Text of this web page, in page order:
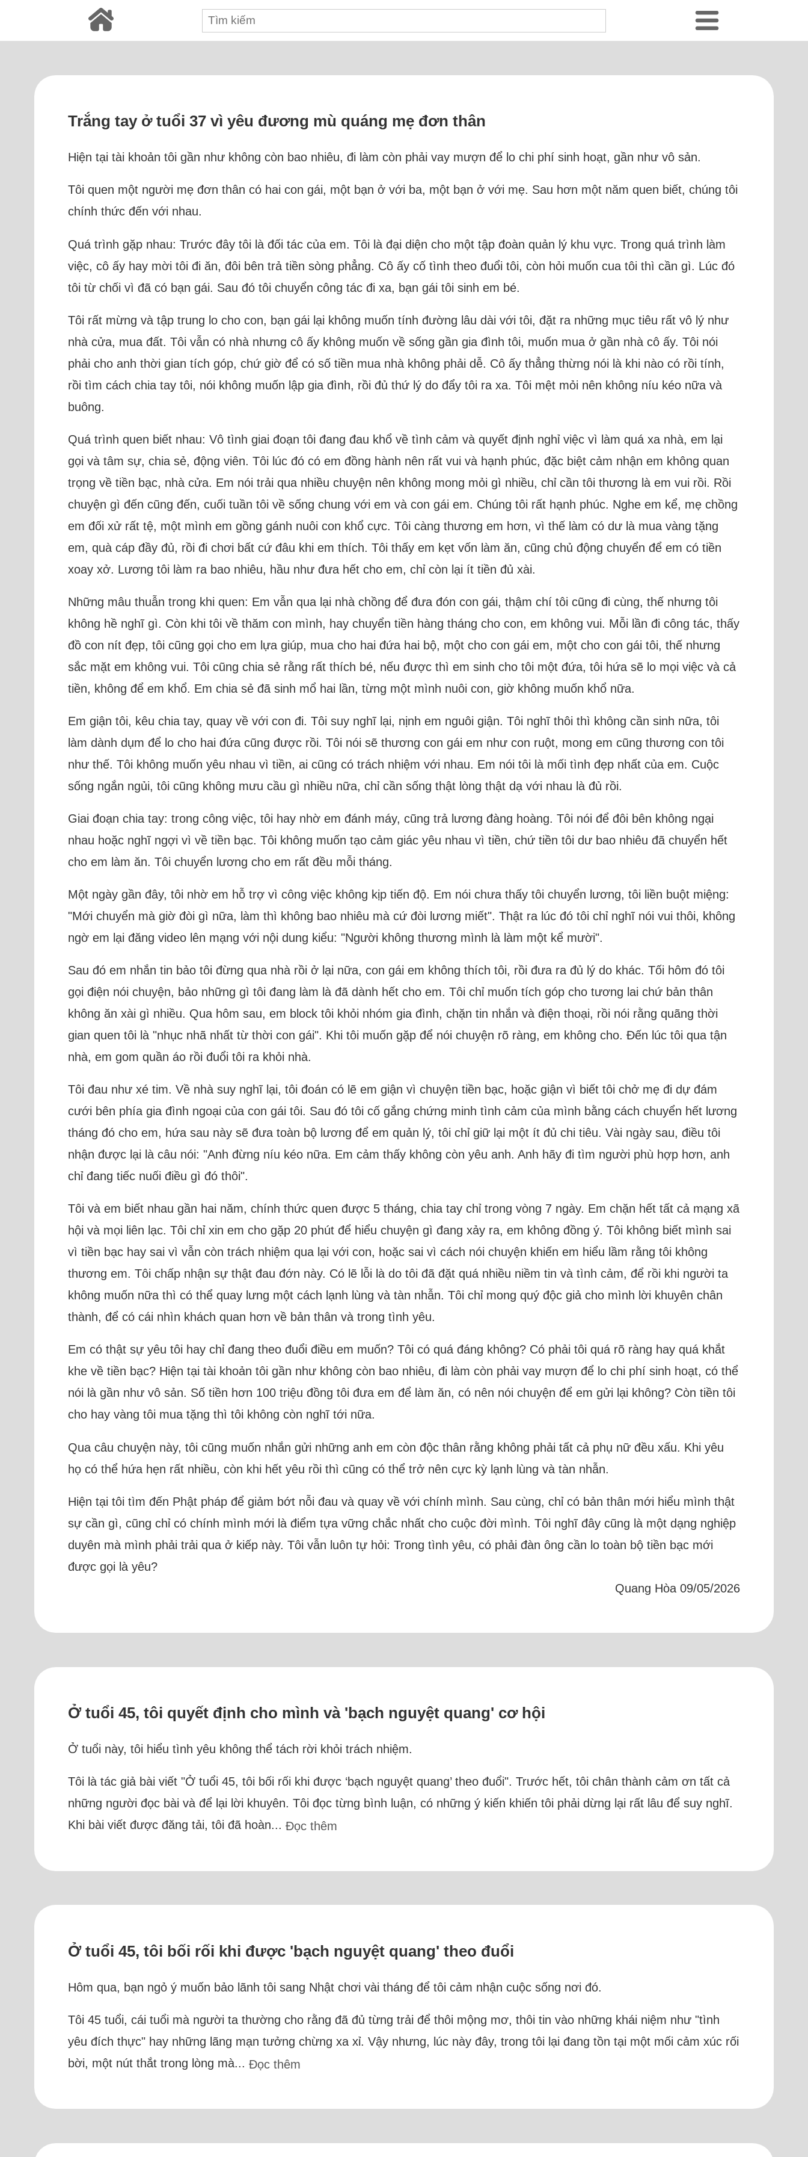
Trắng tay ở tuổi 37 vì yêu đương mù quáng mẹ đơn thân
Hiện tại tài khoản tôi gần như không còn bao nhiêu, đi làm còn phải vay mượn để lo chi phí sinh hoạt, gần như vô sản.
Tôi quen một người mẹ đơn thân có hai con gái, một bạn ở với ba, một bạn ở với mẹ. Sau hơn một năm quen biết, chúng tôi
chính thức đến với nhau.
Quá trình gặp nhau: Trước đây tôi là đối tác của em. Tôi là đại diện cho một tập đoàn quản lý khu vực. Trong quá trình làm
việc, cô ấy hay mời tôi đi ăn, đôi bên trả tiền sòng phẳng. Cô ấy cố tình theo đuổi tôi, còn hỏi muốn cua tôi thì cần gì. Lúc đó
tôi từ chối vì đã có bạn gái. Sau đó tôi chuyển công tác đi xa, bạn gái tôi sinh em bé.
Tôi rất mừng và tập trung lo cho con, bạn gái lại không muốn tính đường lâu dài với tôi, đặt ra những mục tiêu rất vô lý như
nhà cửa, mua đất. Tôi vẫn có nhà nhưng cô ấy không muốn về sống gần gia đình tôi, muốn mua ở gần nhà cô ấy. Tôi nói
phải cho anh thời gian tích góp, chứ giờ để có số tiền mua nhà không phải dễ. Cô ấy thẳng thừng nói là khi nào có rồi tính,
rồi tìm cách chia tay tôi, nói không muốn lập gia đình, rồi đủ thứ lý do đẩy tôi ra xa. Tôi mệt mỏi nên không níu kéo nữa và
buông.
Quá trình quen biết nhau: Vô tình giai đoạn tôi đang đau khổ về tình cảm và quyết định nghỉ việc vì làm quá xa nhà, em lại
gọi và tâm sự, chia sẻ, động viên. Tôi lúc đó có em đồng hành nên rất vui và hạnh phúc, đặc biệt cảm nhận em không quan
trọng về tiền bạc, nhà cửa. Em nói trải qua nhiều chuyện nên không mong mỏi gì nhiều, chỉ cần tôi thương là em vui rồi. Rồi
chuyện gì đến cũng đến, cuối tuần tôi về sống chung với em và con gái em. Chúng tôi rất hạnh phúc. Nghe em kể, mẹ chồng
em đối xử rất tệ, một mình em gồng gánh nuôi con khổ cực. Tôi càng thương em hơn, vì thế làm có dư là mua vàng tặng
em, quà cáp đầy đủ, rồi đi chơi bất cứ đâu khi em thích. Tôi thấy em kẹt vốn làm ăn, cũng chủ động chuyển để em có tiền
xoay xở. Lương tôi làm ra bao nhiêu, hầu như đưa hết cho em, chỉ còn lại ít tiền đủ xài.
Những mâu thuẫn trong khi quen: Em vẫn qua lại nhà chồng để đưa đón con gái, thậm chí tôi cũng đi cùng, thế nhưng tôi
không hề nghĩ gì. Còn khi tôi về thăm con mình, hay chuyển tiền hàng tháng cho con, em không vui. Mỗi lần đi công tác, thấy
đồ con nít đẹp, tôi cũng gọi cho em lựa giúp, mua cho hai đứa hai bộ, một cho con gái em, một cho con gái tôi, thế nhưng
sắc mặt em không vui. Tôi cũng chia sẻ rằng rất thích bé, nếu được thì em sinh cho tôi một đứa, tôi hứa sẽ lo mọi việc và cả
tiền, không để em khổ. Em chia sẻ đã sinh mổ hai lần, từng một mình nuôi con, giờ không muốn khổ nữa.
Em giận tôi, kêu chia tay, quay về với con đi. Tôi suy nghĩ lại, nịnh em nguôi giận. Tôi nghĩ thôi thì không cần sinh nữa, tôi
làm dành dụm để lo cho hai đứa cũng được rồi. Tôi nói sẽ thương con gái em như con ruột, mong em cũng thương con tôi
như thế. Tôi không muốn yêu nhau vì tiền, ai cũng có trách nhiệm với nhau. Em nói tôi là mối tình đẹp nhất của em. Cuộc
sống ngắn ngủi, tôi cũng không mưu cầu gì nhiều nữa, chỉ cần sống thật lòng thật dạ với nhau là đủ rồi.
Giai đoạn chia tay: trong công việc, tôi hay nhờ em đánh máy, cũng trả lương đàng hoàng. Tôi nói để đôi bên không ngại
nhau hoặc nghĩ ngợi vì về tiền bạc. Tôi không muốn tạo cảm giác yêu nhau vì tiền, chứ tiền tôi dư bao nhiêu đã chuyển hết
cho em làm ăn. Tôi chuyển lương cho em rất đều mỗi tháng.
Một ngày gần đây, tôi nhờ em hỗ trợ vì công việc không kịp tiến độ. Em nói chưa thấy tôi chuyển lương, tôi liền buột miệng:
"Mới chuyển mà giờ đòi gì nữa, làm thì không bao nhiêu mà cứ đòi lương miết". Thật ra lúc đó tôi chỉ nghĩ nói vui thôi, không
ngờ em lại đăng video lên mạng với nội dung kiểu: "Người không thương mình là làm một kể mười".
Sau đó em nhắn tin bảo tôi đừng qua nhà rồi ở lại nữa, con gái em không thích tôi, rồi đưa ra đủ lý do khác. Tối hôm đó tôi
gọi điện nói chuyện, bảo những gì tôi đang làm là đã dành hết cho em. Tôi chỉ muốn tích góp cho tương lai chứ bản thân
không ăn xài gì nhiều. Qua hôm sau, em block tôi khỏi nhóm gia đình, chặn tin nhắn và điện thoại, rồi nói rằng quãng thời
gian quen tôi là "nhục nhã nhất từ thời con gái". Khi tôi muốn gặp để nói chuyện rõ ràng, em không cho. Đến lúc tôi qua tận
nhà, em gom quần áo rồi đuổi tôi ra khỏi nhà.
Tôi đau như xé tim. Về nhà suy nghĩ lại, tôi đoán có lẽ em giận vì chuyện tiền bạc, hoặc giận vì biết tôi chở mẹ đi dự đám
cưới bên phía gia đình ngoại của con gái tôi. Sau đó tôi cố gắng chứng minh tình cảm của mình bằng cách chuyển hết lương
tháng đó cho em, hứa sau này sẽ đưa toàn bộ lương để em quản lý, tôi chỉ giữ lại một ít đủ chi tiêu. Vài ngày sau, điều tôi
nhận được lại là câu nói: "Anh đừng níu kéo nữa. Em cảm thấy không còn yêu anh. Anh hãy đi tìm người phù hợp hơn, anh
chỉ đang tiếc nuối điều gì đó thôi".
Tôi và em biết nhau gần hai năm, chính thức quen được 5 tháng, chia tay chỉ trong vòng 7 ngày. Em chặn hết tất cả mạng xã
hội và mọi liên lạc. Tôi chỉ xin em cho gặp 20 phút để hiểu chuyện gì đang xảy ra, em không đồng ý. Tôi không biết mình sai
vì tiền bạc hay sai vì vẫn còn trách nhiệm qua lại với con, hoặc sai vì cách nói chuyện khiến em hiểu lầm rằng tôi không
thương em. Tôi chấp nhận sự thật đau đớn này. Có lẽ lỗi là do tôi đã đặt quá nhiều niềm tin và tình cảm, để rồi khi người ta
không muốn nữa thì có thể quay lưng một cách lạnh lùng và tàn nhẫn. Tôi chỉ mong quý độc giả cho mình lời khuyên chân
thành, để có cái nhìn khách quan hơn về bản thân và trong tình yêu.
Em có thật sự yêu tôi hay chỉ đang theo đuổi điều em muốn? Tôi có quá đáng không? Có phải tôi quá rõ ràng hay quá khắt
khe về tiền bạc? Hiện tại tài khoản tôi gần như không còn bao nhiêu, đi làm còn phải vay mượn để lo chi phí sinh hoạt, có thể
nói là gần như vô sản. Số tiền hơn 100 triệu đồng tôi đưa em để làm ăn, có nên nói chuyện để em gửi lại không? Còn tiền tôi
cho hay vàng tôi mua tặng thì tôi không còn nghĩ tới nữa.
Qua câu chuyện này, tôi cũng muốn nhắn gửi những anh em còn độc thân rằng không phải tất cả phụ nữ đều xấu. Khi yêu
họ có thể hứa hẹn rất nhiều, còn khi hết yêu rồi thì cũng có thể trở nên cực kỳ lạnh lùng và tàn nhẫn.
Hiện tại tôi tìm đến Phật pháp để giảm bớt nỗi đau và quay về với chính mình. Sau cùng, chỉ có bản thân mới hiểu mình thật
sự cần gì, cũng chỉ có chính mình mới là điểm tựa vững chắc nhất cho cuộc đời mình. Tôi nghĩ đây cũng là một dạng nghiệp
duyên mà mình phải trải qua ở kiếp này. Tôi vẫn luôn tự hỏi: Trong tình yêu, có phải đàn ông cần lo toàn bộ tiền bạc mới
được gọi là yêu?
Quang Hòa 09/05/2026
Ở tuổi 45, tôi quyết định cho mình và 'bạch nguyệt quang' cơ hội
Ở tuổi này, tôi hiểu tình yêu không thể tách rời khỏi trách nhiệm.
Tôi là tác giả bài viết "Ở tuổi 45, tôi bối rối khi được ‘bạch nguyệt quang’ theo đuổi". Trước hết, tôi chân thành cảm ơn tất cả
những người đọc bài và để lại lời khuyên. Tôi đọc từng bình luận, có những ý kiến khiến tôi phải dừng lại rất lâu để suy nghĩ.
Khi bài viết được đăng tải, tôi đã hoàn... Đọc thêm
Ở tuổi 45, tôi bối rối khi được 'bạch nguyệt quang' theo đuổi
Hôm qua, bạn ngỏ ý muốn bảo lãnh tôi sang Nhật chơi vài tháng để tôi cảm nhận cuộc sống nơi đó.
Tôi 45 tuổi, cái tuổi mà người ta thường cho rằng đã đủ từng trải để thôi mộng mơ, thôi tin vào những khái niệm như "tình
yêu đích thực" hay những lãng mạn tưởng chừng xa xỉ. Vậy nhưng, lúc này đây, trong tôi lại đang tồn tại một mối cảm xúc rối
bời, một nút thắt trong lòng mà... Đọc thêm